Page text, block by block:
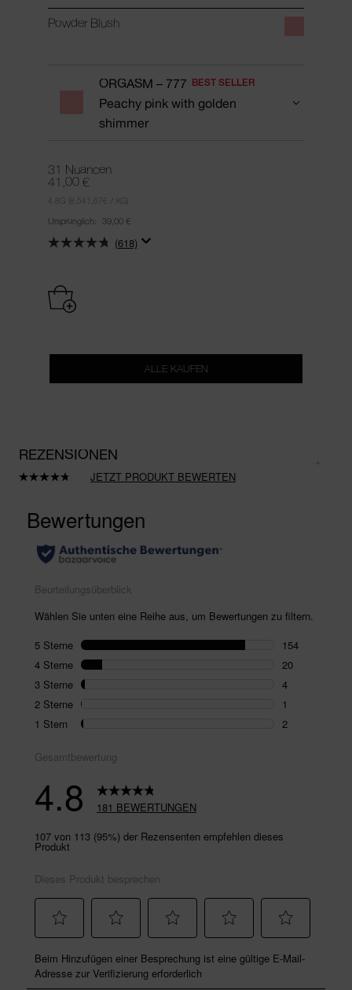
(618)
Powder Blush
ORGASM – 777 BEST SELLER
Peachy pink with golden
shimmer
31 Nuancen
41,00 €
4.8G (8.541,67€ / KG)
Ursprünglich: 39,00 €
ALLE KAUFEN
REZENSIONEN
181
Link
auf
derselben
Seite.
JETZT PRODUKT BEWERTEN